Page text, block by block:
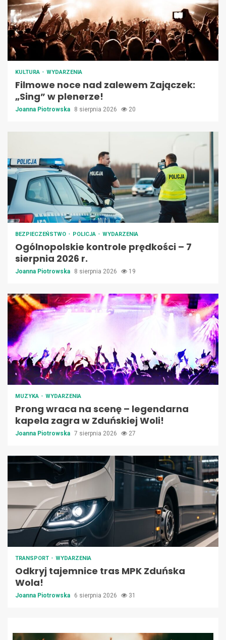
KULTURA WYDARZENIA
Filmowe noce nad zalewem Zajączek:
„Sing” w plenerze!
Joanna Piotrowska 8 sierpnia 2026 20
BEZPIECZEŃSTWO POLICJA WYDARZENIA
Ogólnopolskie kontrole prędkości – 7
sierpnia 2026 r.
Joanna Piotrowska 8 sierpnia 2026 19
MUZYKA WYDARZENIA
Prong wraca na scenę – legendarna
kapela zagra w Zduńskiej Woli!
Joanna Piotrowska 7 sierpnia 2026 27
TRANSPORT WYDARZENIA
Odkryj tajemnice tras MPK Zduńska
Wola!
Joanna Piotrowska 6 sierpnia 2026 31